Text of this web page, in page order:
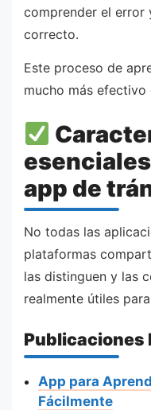
comprender el error
correcto.
Este proceso de
mucho más efectivo
app de
No todas las
plataformas
las distinguen y las
realmente útiles
Publicaciones
App para
Fácilmente